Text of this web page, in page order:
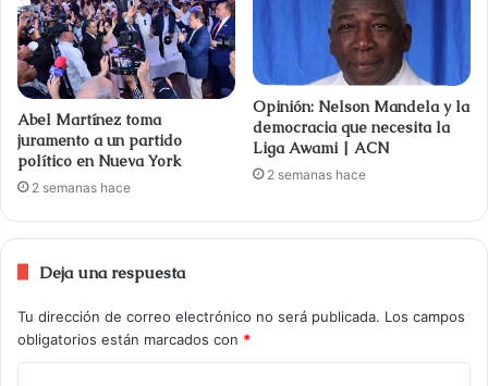
Abel Martínez toma
juramento a un partido
político en Nueva York
2 semanas hace
Opinión: Nelson Mandela y la
democracia que necesita la
Liga Awami | ACN
2 semanas hace
Deja una respuesta
Tu dirección de correo electrónico no será publicada. Los campos
obligatorios están marcados con *